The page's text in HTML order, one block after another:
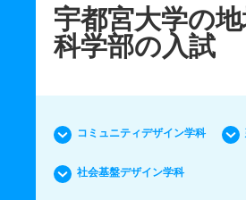
宇都宮大学の
科学部の入試
コミュニティデザイン学科
社会基盤デザイン学科